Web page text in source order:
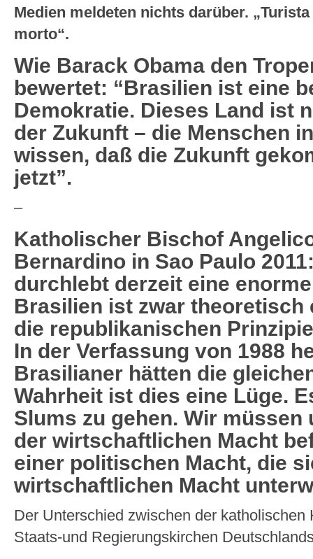
Medien meldeten nichts darüber.
morto“.
Wie Barack Obama den
bewertet: “Brasilien ist eine
Demokratie. Dieses Land ist
der Zukunft – die Menschen
wissen, daß die Zukunft
jetzt”.
–
Katholischer Bischof
Bernardino in Sao Paulo
durchlebt derzeit eine
Brasilien ist zwar theoretisch
die republikanischen
In der Verfassung von 1988
Brasilianer hätten die
Wahrheit ist dies eine Lüge.
Slums zu gehen. Wir
der wirtschaftlichen Macht
einer politischen Macht, die
wirtschaftlichen Macht
Der Unterschied zwischen der katholischen
Staats-und Regierungskirchen